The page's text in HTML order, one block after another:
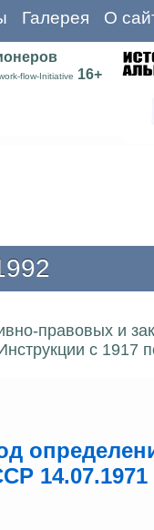
Галерея О
flow-Initiative 16+
правовых и
с 1917
14.07.1971